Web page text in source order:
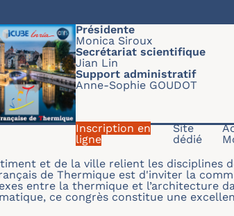
Présidente
Monica Siroux
Secrétariat scientifique
Jian Lin
Support administratif
Anne-Sophie GOUDOT
Inscription en
ligne
Site
dédié
et de la ville relient les disciplines
de Thermique est d'inviter la
entre la thermique et l’architecture
ce congrès constitue une